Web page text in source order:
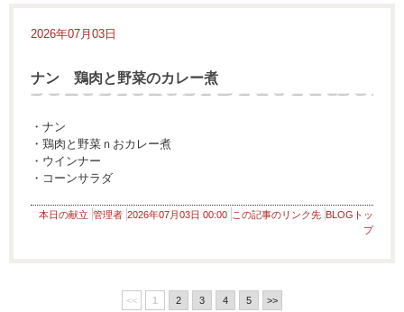
2026年07月03日
ナン 鶏肉と野菜のカレー煮
・ナン
・鶏肉と野菜ｎおカレー煮
・ウインナー
・コーンサラダ
本日の献立 管理者 2026年07月03日 00:00 この記事のリンク先 BLOGトッ
プ
<< 1 2 3 4 5 >>